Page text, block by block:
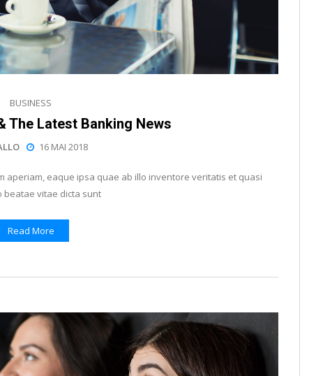
BUSINESS
The Latest Banking News
16 MAI 2018
aperiam, eaque ipsa quae ab illo inventore veritatis et quasi
beatae vitae dicta sunt
Read More